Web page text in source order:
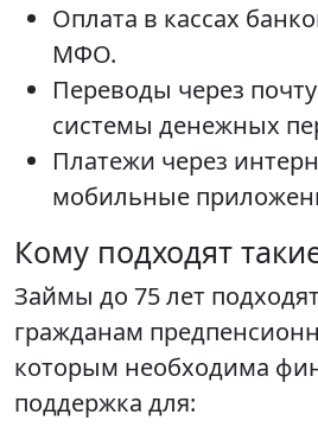
Оплата в кассах
МФО.
Переводы через
системы денежных
Платежи через
мобильные
Кому подходят
Займы до 75 лет
гражданам
которым необходима
поддержка для: